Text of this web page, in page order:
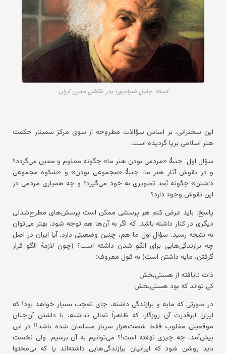
استاد جلیل ضیاءپور؛ پدر نقاشی مدرن ایران
این سخنرانی، بر اساس سؤالات مطروحه از سوی مرکز سمینار حکمت
هنر اسلامی برپا گردیده است.
سؤال اول: جنبهٔ «مردمی بودن هنر ما» چگونه معلوم و معین می‌گردد؟
و در نقوش آثار هنر ما، جنبهٔ «مجموعی بودن» و «شکوه مجموعی
داشتن» چگونه بُعد تصویری به خود می‌گیرد؟ و چه همیاری مردمی در
این نقوش وجود دارد؟
پاسخ: باید عرض کنم هر پرسشی ممکن است پرسش‌های مطرح‌شدنی
دیگری در کنار داشته باشد. که اگر به آن‌ها هم توجه شود، بهتر می‌توان
به نتیجه رسید. سؤال اول ما هم، چنین وضعیتی دارد. آیا ایران در اصل
چه برازندگی‌هایی برای الگو شدن داشته است؟ (چون لازمهٔ الگو قرار
گرفتن، مایه داشتن است) به قول معروف:
ذات نایافته از هستی‌بخش
کی تواند که بود هستی‌بخش
در صورتی که مایه و برازندگی داشته، جای تعجب بسیار خواهد بود! که
ایران ابرقدرت آن روزگار، که ظاهراً تعالی نداشته، با داشتن آن‌چنان
موقعیتی مغلوب فقط شصت‌هزار سرباز مسلمان شده باشد!! در این
پیش‌آمد، چه چیزی نهفته است!؟ می‌توانیم به آن برسیم. ولی نخست
باید روشن شود که ایرانیان برازندگی‌هایی داشته‌اند یا که بی‌محتوا